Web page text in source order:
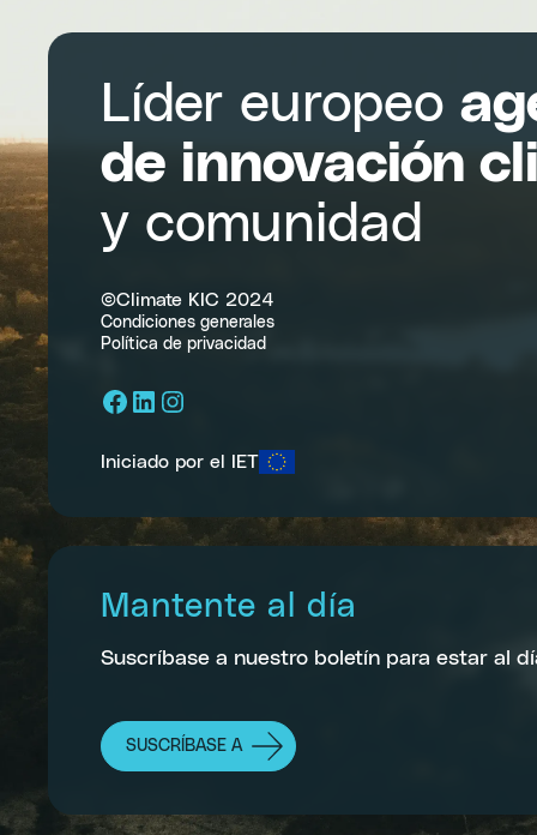
Líder europeo
de innovación
y comunidad
©Climate KIC 2024
Condiciones generales
Política de privacidad
Facebook
LinkedIn
Instagram
Iniciado por el IET
Mantente al día
Suscríbase a nuestro boletín para estar al
SUSCRÍBASE A